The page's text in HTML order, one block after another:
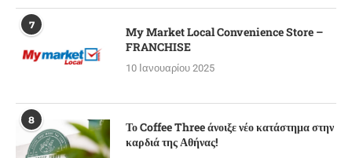
7
My Market Local Convenience Store –
FRANCHISE
10 Ιανουαρίου 2025
8
Το Coffee Three άνοιξε νέο κατάστημα στην
καρδιά της Αθήνας!